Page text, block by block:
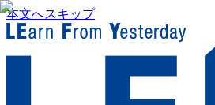
本文へスキップ